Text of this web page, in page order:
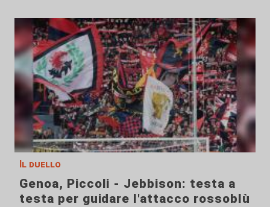
Il duello
Genoa, Piccoli - Jebbison: testa a
testa per guidare l'attacco rossoblù